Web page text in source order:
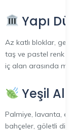
Yapı
Az katlı bloklar,
taş ve pastel renk
iç alan arasında
Yeşil
Palmiye, lavanta,
bahçeler, göletli